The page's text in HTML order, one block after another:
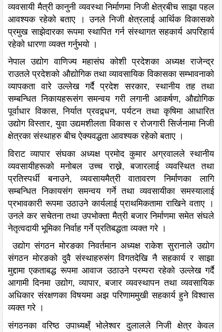
व्यवसायी मैत्री कानुनी व्यवस्था निर्माणमा निजी क्षेत्रबीच साझा पहल
आवश्यक रहेको बताए । उनले निजी क्षेत्रलाई आर्थिक विकासको
प्रमुख साझेदारका रूपमा स्थापित गर्न संस्थागत सहकार्य अपरिहार्य
रहेको धारणा व्यक्त गर्नुभयो ।
नेपाल उद्योग वाणिज्य महासंघ कोशी प्रदेशका अध्यक्ष राजेन्द्र
राउतले प्रदेशको औद्योगिक तथा व्यावसायिक विकासका सम्भावनाको
व्यापकता वारे उल्लेख गर्दै प्रदेश सरकार, स्थानीय तह तथा
सम्बन्धित निकायहरूसंग समन्वय गरी लगानी आकर्षण, औद्योगिक
पूर्वाधार विकास, निर्यात प्रवद्र्धन, पर्यटन तथा कृषिमा आधारित
उद्योग विस्तार, युवा उद्यमशीलता विकास र रोजगारी सिर्जनामा निजी
क्षेत्रका संस्थाहरु बीच ऐक्यवद्धता आवश्यक रहेको बताए ।
विराट व्यापार संघका अध्यक्ष प्रमोद कुमार अग्रवालले स्थानीय
व्यवसायीहरूको मनोबल उच्च राख्ने, बजारलाई व्यवस्थित तथा
प्रतिस्पर्धी बनाउने, व्यवसायमैत्री वातावरण निर्माणका लागि
सम्बन्धित निकायसंग समन्वय गर्ने तथा व्यवसायीका समस्यालाई
प्रभावकारी रूपमा उठाउने कार्यलाई प्राथमिकतामा राखिने वताए ।
उनले कर सचेतना तथा उपभोक्ता मैत्री बजार निर्माणमा समेत संघले
नेतृत्वदायी भूमिका निर्वाह गर्ने प्रतिबद्धता व्यक्त गरे ।
उद्योग संगठन मोरङका निवर्तमान अध्यक्ष राकेश सुरानाले उद्योग
संगठन मोरङको दुवै संस्थाहरुसंग विगतदेखि नै सहकार्य र साझा
मुद्दामा एकताबद्ध रूपमा आवाज उठाउने परम्परा रहेको उल्लेख गर्दै
आगामी दिनमा उद्योग, व्यापार, बजार व्यवस्थापन तथा व्यवसायिक
अधिकार संरक्षणका विषयमा अझ परिणाममुखी सहकार्य हुने विश्वास
व्यक्त गरे ।
संगठनका वरिष्ठ उपाध्यक्ष्ँ भोलेश्वर दुलालले निजी क्षेत्र केवल